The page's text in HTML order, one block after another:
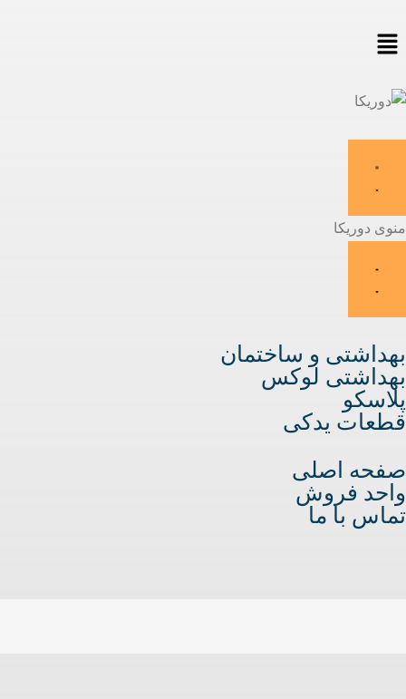
منوی دوریکا
بهداشتی و ساختمان
بهداشتی لوکس
پلاسکو
قطعات یدکی
صفحه اصلی
واحد فروش
تماس با ما